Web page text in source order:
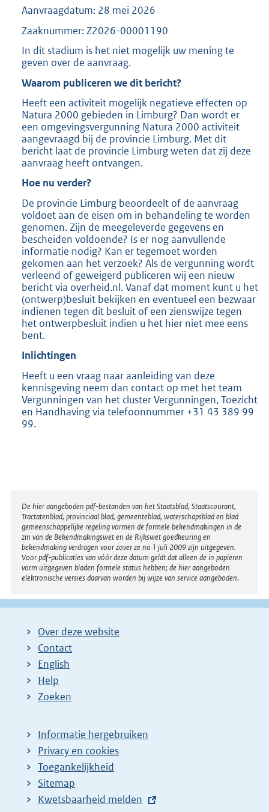
Aanvraagdatum: 28 mei 2026
Zaaknummer: Z2026-00001190
In dit stadium is het niet mogelijk uw mening te
geven over de aanvraag.
Waarom publiceren we dit bericht?
Heeft een activiteit mogelijk negatieve effecten op
Natura 2000 gebieden in Limburg? Dan wordt er
een omgevingsvergunning Natura 2000 activiteit
aangevraagd bij de provincie Limburg. Met dit
bericht laat de provincie Limburg weten dat zij deze
aanvraag heeft ontvangen.
Hoe nu verder?
De provincie Limburg beoordeelt of de aanvraag
voldoet aan de eisen om in behandeling te worden
genomen. Zijn de meegeleverde gegevens en
bescheiden voldoende? Is er nog aanvullende
informatie nodig? Kan er tegemoet worden
gekomen aan het verzoek? Als de vergunning wordt
verleend of geweigerd publiceren wij een nieuw
bericht via overheid.nl. Vanaf dat moment kunt u het
(ontwerp)besluit bekijken en eventueel een bezwaar
indienen tegen dit besluit of een zienswijze tegen
het ontwerpbesluit indien u het hier niet mee eens
bent.
Inlichtingen
Heeft u een vraag naar aanleiding van deze
kennisgeving neem dan contact op met het team
Vergunningen van het cluster Vergunningen, Toezicht
en Handhaving via telefoonnummer +31 43 389 99
99.
Disclaimer
De hier aangeboden pdf-bestanden van het Staatsblad, Staatscourant,
Tractatenblad, provinciaal blad, gemeenteblad, waterschapsblad en blad
gemeenschappelijke regeling vormen de formele bekendmakingen in de
zin van de Bekendmakingswet en de Rijkswet goedkeuring en
bekendmaking verdragen voor zover ze na 1 juli 2009 zijn uitgegeven.
Voor pdf-publicaties van vóór deze datum geldt dat alleen de in papieren
vorm uitgegeven bladen formele status hebben; de hier aangeboden
elektronische versies daarvan worden bij wijze van service aangeboden.
Over deze website
Contact
English
Help
Zoeken
Informatie hergebruiken
Privacy en cookies
Toegankelijkheid
Sitemap
E
Kwetsbaarheid melden